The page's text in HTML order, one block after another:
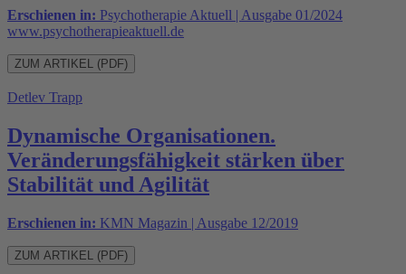
Erschienen in: Psychotherapie Aktuell | Ausgabe 01/2024
www.psychotherapieaktuell.de
ZUM ARTIKEL (PDF)
Detlev Trapp
Dynamische Organisationen.
Veränderungsfähigkeit stärken über
Stabilität und Agilität
Erschienen in: KMN Magazin | Ausgabe 12/2019
ZUM ARTIKEL (PDF)